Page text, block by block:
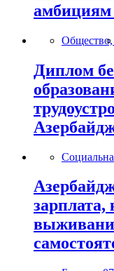
амбициям
Общество,
Диплом
зарплата,